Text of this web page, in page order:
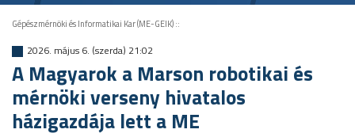
Gépészmérnöki és Informatikai Kar (ME-GEIK)::
2026. május 6. (szerda) 21:02
A Magyarok a Marson robotikai és
mérnöki verseny hivatalos
házigazdája lett a ME